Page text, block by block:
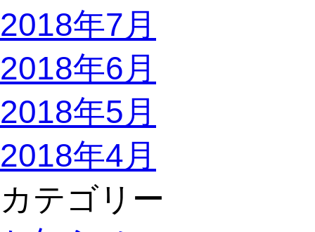
2018年7月
2018年6月
2018年5月
2018年4月
カテゴリー